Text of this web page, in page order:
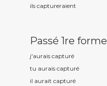
ils captureraient
Passé 1re forme
j'aurais capturé
tu aurais capturé
il aurait capturé